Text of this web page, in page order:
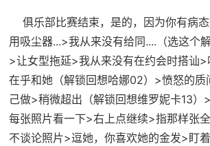
俱乐部比赛结束，是的，因为你有病
用吸尘器...>我从来没有给同....（选这个
>让女型拖延>我从来没有在约会时搭讪
在乎和她（解锁回想哈娜02）>愤怒的质
己做>稍微超出（解锁回想维罗妮卡13）
每张照片看一下>右上点继续>指那样张
不谈论照片>逗她，你喜欢她的金发>盯